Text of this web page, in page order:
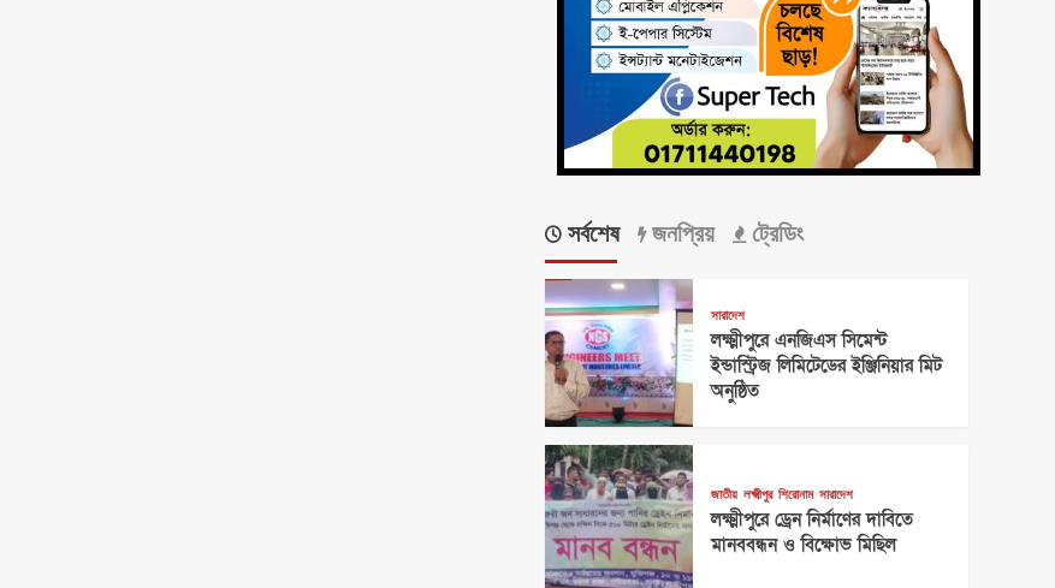
সর্বশেষ জনপ্রিয় ট্রেডিং
সারাদেশ
লক্ষ্মীপুরে এনজিএস সিমেন্ট
ইন্ডাস্ট্রিজ লিমিটেডের ইঞ্জিনিয়ার মিট
অনুষ্ঠিত
জাতীয় লক্ষ্মীপুর শিরোনাম সারাদেশ
লক্ষ্মীপুরে ড্রেন নির্মাণের দাবিতে
মানববন্ধন ও বিক্ষোভ মিছিল